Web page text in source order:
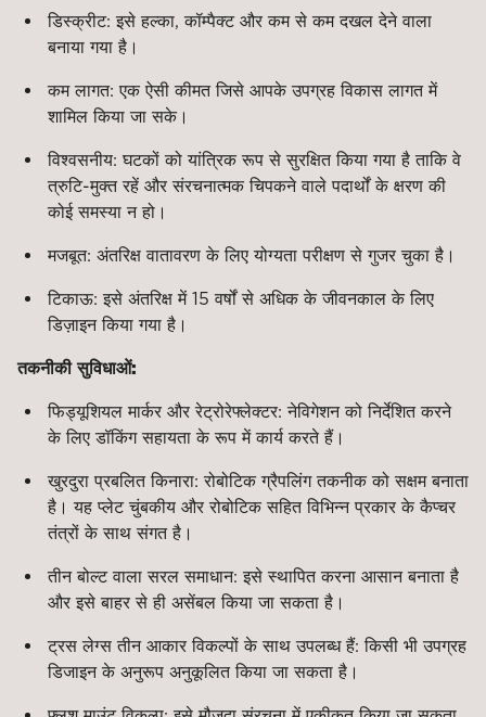
डिस्क्रीट: इसे हल्का, कॉम्पैक्ट और कम से कम दखल देने वाला
बनाया गया है।
कम लागत: एक ऐसी कीमत जिसे आपके उपग्रह विकास लागत में
शामिल किया जा सके।
विश्वसनीय: घटकों को यांत्रिक रूप से सुरक्षित किया गया है ताकि वे
त्रुटि-मुक्त रहें और संरचनात्मक चिपकने वाले पदार्थों के क्षरण की
कोई समस्या न हो।
मजबूत: अंतरिक्ष वातावरण के लिए योग्यता परीक्षण से गुजर चुका है।
टिकाऊ: इसे अंतरिक्ष में 15 वर्षों से अधिक के जीवनकाल के लिए
डिज़ाइन किया गया है।
तकनीकी सुविधाओं:
फिड्यूशियल मार्कर और रेट्रोरेफ्लेक्टर: नेविगेशन को निर्देशित करने
के लिए डॉकिंग सहायता के रूप में कार्य करते हैं।
खुरदुरा प्रबलित किनारा: रोबोटिक ग्रैपलिंग तकनीक को सक्षम बनाता
है। यह प्लेट चुंबकीय और रोबोटिक सहित विभिन्न प्रकार के कैप्चर
तंत्रों के साथ संगत है।
तीन बोल्ट वाला सरल समाधान: इसे स्थापित करना आसान बनाता है
और इसे बाहर से ही असेंबल किया जा सकता है।
ट्रस लेग्स तीन आकार विकल्पों के साथ उपलब्ध हैं: किसी भी उपग्रह
डिजाइन के अनुरूप अनुकूलित किया जा सकता है।